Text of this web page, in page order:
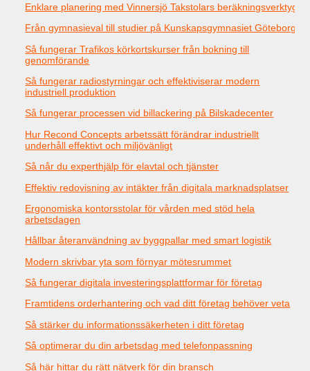
Enklare planering med Vinnersjö Takstolars beräkningsverktyg
Från gymnasieval till studier på Kunskapsgymnasiet Göteborg
Så fungerar Trafikos körkortskurser från bokning till
genomförande
Så fungerar radiostyrningar och effektiviserar modern
industriell produktion
Så fungerar processen vid billackering på Bilskadecenter
Hur Recond Concepts arbetssätt förändrar industriellt
underhåll effektivt och miljövänligt
Så når du experthjälp för elavtal och tjänster
Effektiv redovisning av intäkter från digitala marknadsplatser
Ergonomiska kontorsstolar för vården med stöd hela
arbetsdagen
Hållbar återanvändning av byggpallar med smart logistik
Modern skrivbar yta som förnyar mötesrummet
Så fungerar digitala investeringsplattformar för företag
Framtidens orderhantering och vad ditt företag behöver veta
Så stärker du informationssäkerheten i ditt företag
Så optimerar du din arbetsdag med telefonpassning
Så här hittar du rätt nätverk för din bransch